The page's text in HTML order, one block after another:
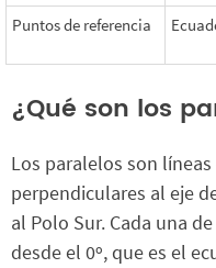
Puntos de referencia
¿Qué son los
Los paralelos son
perpendiculares al eje
al Polo Sur. Cada una
desde el 0º, que es el